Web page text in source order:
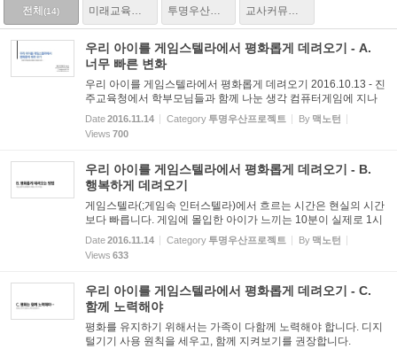
전체 (14) 미래교육과 학교문화 (5) 투명우산프로젝트 (5) 교사커뮤니티와 교사성장
우리 아이를 게임스텔라에서 평화롭게 데려오기 - A.
너무 빠른 변화
우리 아이를 게임스텔라에서 평화롭게 데려오기 2016.10.13 - 진
주교육청에서 학부모님들과 함께 나눈 생각 컴퓨터게임에 지나
치게 몰입하는 아이들을 더 재미있는 놀이와 현실세계로 다투지
않고 평화롭게 데려오는 방법에 대해 고민해 보았습니다. 슬로우
뉴...
Date2016.11.14 Category 투명우산프로젝트 By 맥노턴
Views 700
우리 아이를 게임스텔라에서 평화롭게 데려오기 - B.
행복하게 데려오기
게임스텔라(;게임속 인터스텔라)에서 흐르는 시간은 현실의 시간
보다 빠릅니다. 게임에 몰입한 아이가 느끼는 10분이 실제로 1시
간 이상이 될 수 있습니다. 이렇게 서로 다른 시간 속에서 다투지
않고 아이를 평화롭게 데려오는 것이 과연 가능할지...
Date2016.11.14 Category 투명우산프로젝트 By 맥노턴
Views 633
우리 아이를 게임스텔라에서 평화롭게 데려오기 - C.
함께 노력해야
평화를 유지하기 위해서는 가족이 다함께 노력해야 합니다. 디지
털기기 사용 원칙을 세우고, 함께 지켜보기를 권장합니다.